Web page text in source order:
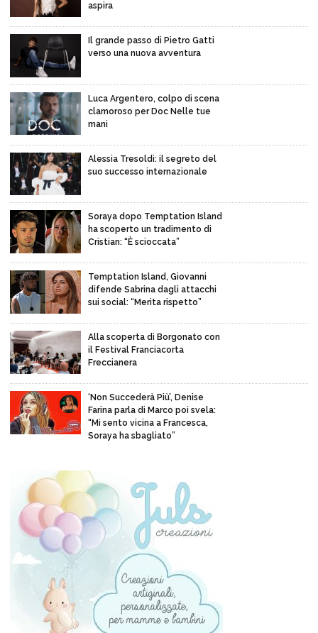
aspira
Il grande passo di Pietro Gatti
verso una nuova avventura
Luca Argentero, colpo di scena
clamoroso per Doc Nelle tue
mani
Alessia Tresoldi: il segreto del
suo successo internazionale
Soraya dopo Temptation Island
ha scoperto un tradimento di
Cristian: “È scioccata”
Temptation Island, Giovanni
difende Sabrina dagli attacchi
sui social: “Merita rispetto”
Alla scoperta di Borgonato con
il Festival Franciacorta
Freccianera
‘Non Succederà Più’, Denise
Farina parla di Marco poi svela:
“Mi sento vicina a Francesca,
Soraya ha sbagliato”